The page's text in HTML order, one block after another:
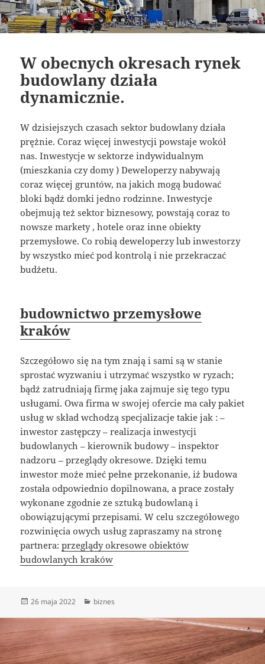
W obecnych okresach rynek
budowlany działa
dynamicznie.
W dzisiejszych czasach sektor budowlany działa
prężnie. Coraz więcej inwestycji powstaje wokół
nas. Inwestycje w sektorze indywidualnym
(mieszkania czy domy ) Deweloperzy nabywają
coraz więcej gruntów, na jakich mogą budować
bloki bądź domki jedno rodzinne. Inwestycje
obejmują też sektor biznesowy, powstają coraz to
nowsze markety , hotele oraz inne obiekty
przemysłowe. Co robią deweloperzy lub inwestorzy
by wszystko mieć pod kontrolą i nie przekraczać
budżetu.
budownictwo przemysłowe
kraków
Szczegółowo się na tym znają i sami są w stanie
sprostać wyzwaniu i utrzymać wszystko w ryzach;
bądź zatrudniają firmę jaka zajmuje się tego typu
usługami. Owa firma w swojej ofercie ma cały pakiet
usług w skład wchodzą specjalizacje takie jak : –
inwestor zastępczy – realizacja inwestycji
budowlanych – kierownik budowy – inspektor
nadzoru – przeglądy okresowe. Dzięki temu
inwestor może mieć pełne przekonanie, iż budowa
została odpowiednio dopilnowana, a prace zostały
wykonane zgodnie ze sztuką budowlaną i
obowiązującymi przepisami. W celu szczegółowego
rozwinięcia owych usług zapraszamy na stronę
partnera:przeglądy okresowe obiektów
budowlanych kraków
Data
26 maja 2022 Kategorie
biznes